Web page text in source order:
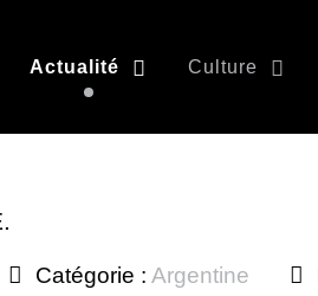
Actualité Culture
Catégorie : Argentine